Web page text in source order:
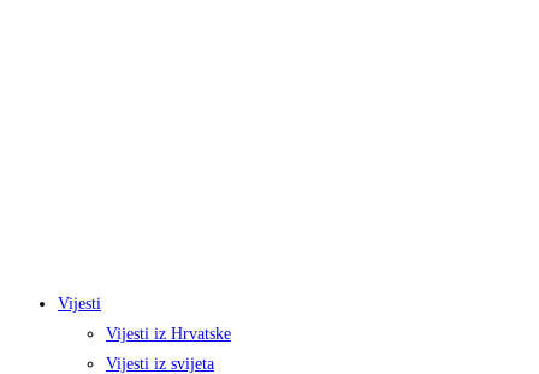
Vijesti
Vijesti iz Hrvatske
Vijesti iz svijeta